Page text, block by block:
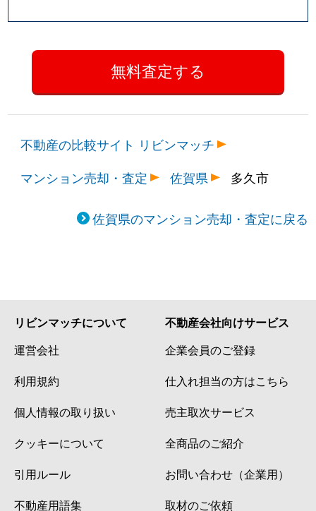
不動産の比較サイト リビンマッチ
マンション売却・査定
佐賀県 多久市
佐賀県のマンション売却・査定に戻る
リビンマッチについて
運営会社
利用規約
個人情報の取り扱い
クッキーについて
引用ルール
不動産用語集
不動産会社向けサービス
企業会員のご登録
仕入れ担当の方はこちら
売主取次サービス
全商品のご紹介
お問い合わせ（企業用）
取材のご依頼